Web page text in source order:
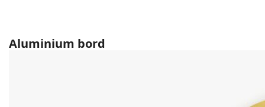
Aluminium bord